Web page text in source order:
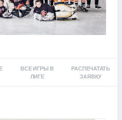
ВСЕ ИГРЫ В
ЛИГЕ
РАСПЕЧАТАТЬ
ЗАЯВКУ